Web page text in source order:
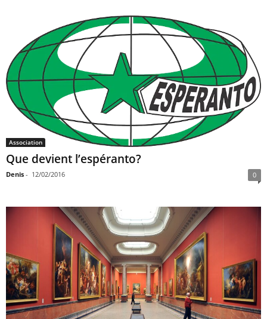
Association
Que devient l’espéranto?
Denis - 12/02/2016 0